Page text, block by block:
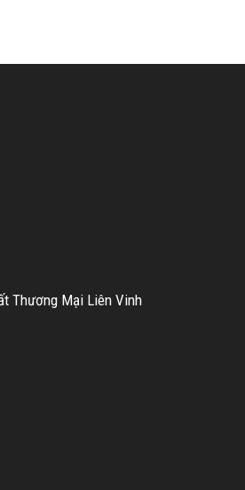
Thương Mại Liên Vinh